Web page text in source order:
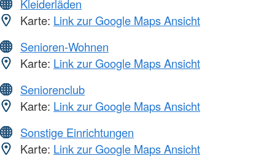
Kleiderläden
Karte: Link zur Google Maps Ansicht
Senioren-Wohnen
Karte: Link zur Google Maps Ansicht
Seniorenclub
Karte: Link zur Google Maps Ansicht
Sonstige Einrichtungen
Karte: Link zur Google Maps Ansicht